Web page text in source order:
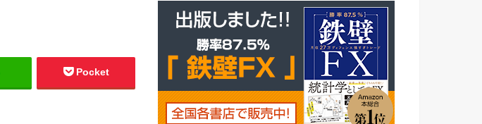
Pocket